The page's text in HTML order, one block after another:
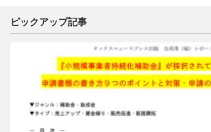
ピックアップ記事